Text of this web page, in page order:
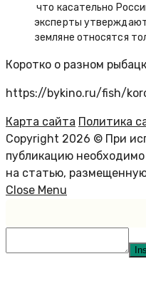
что касательно
эксперты
земляне относятся
Коротко о разном
https://bykino.ru/fish/
Карта сайта Политика
Copyright 2026 © При
публикацию
на статью,
Close Menu